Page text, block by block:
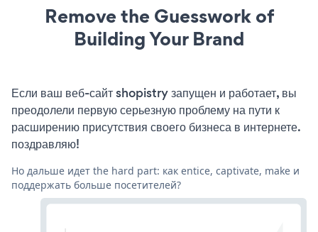
Remove the Guesswork of
Building Your Brand
Если ваш веб-сайт shopistry запущен и работает, вы
преодолели первую серьезную проблему на пути к
расширению присутствия своего бизнеса в интернете.
поздравляю!
Но дальше идет the hard part: как entice, captivate, make и
поддержать больше посетителей?